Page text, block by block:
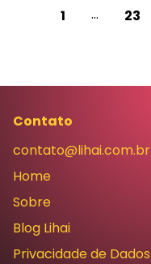
1 ... 23
Contato
contato@lihai.com.br
Home
Sobre
Blog Lihai
Privacidade de Dados